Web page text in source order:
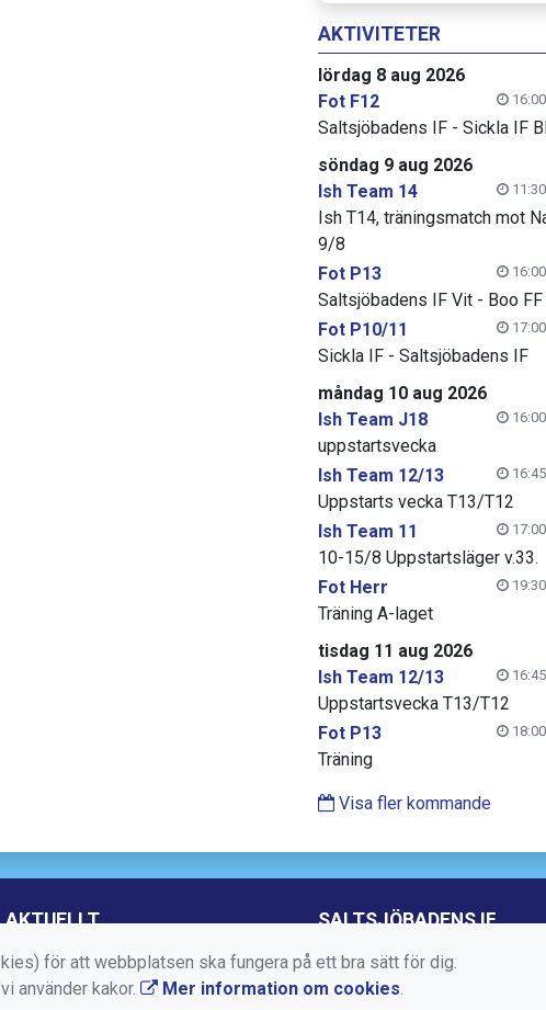
AKTIVITETER
lördag 8 aug 2026
Fot F12
Saltsjöbadens IF - Sickla IF
söndag 9 aug 2026
Ish Team 14
Ish T14, träningsmatch mot
9/8
Fot P13
Saltsjöbadens IF Vit - Boo
Fot P10/11
Sickla IF - Saltsjöbadens IF
måndag 10 aug 2026
Ish Team J18
uppstartsvecka
Ish Team 12/13
Uppstarts vecka T13/T12
Ish Team 11
10-15/8 Uppstartsläger v.33.
Fot Herr
Träning A-laget
tisdag 11 aug 2026
Ish Team 12/13
Uppstartsvecka T13/T12
Fot P13
Träning
Visa fler kommande
AKTUELLT SALTSJÖBADENS IF
Torggatan 10, Box 50,
Saltsjöbaden
för att webbplatsen ska fungera på ett bra sätt för dig.
använder kakor.
Mer information om cookies.